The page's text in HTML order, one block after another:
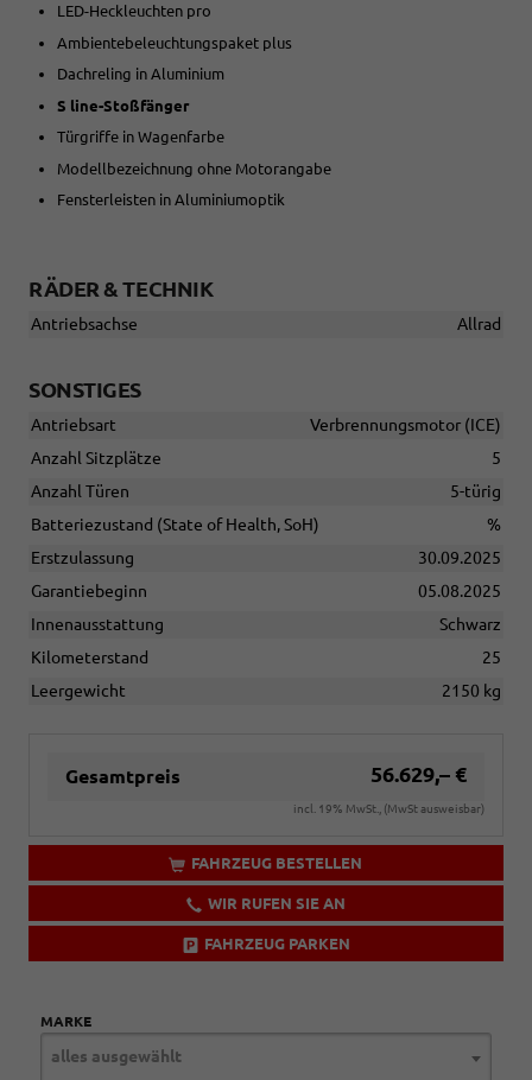
LED-Heckleuchten pro
Ambientebeleuchtungspaket plus
Dachreling in Aluminium
S line-Stoßfänger
Türgriffe in Wagenfarbe
Modellbezeichnung ohne Motorangabe
Fensterleisten in Aluminiumoptik
RÄDER & TECHNIK
Antriebsachse Allrad
SONSTIGES
Antriebsart
Verbrennungsmotor (ICE)
Anzahl Sitzplätze
5
Anzahl Türen
5-türig
Batteriezustand (State of Health, SoH)
%
Erstzulassung
30.09.2025
Garantiebeginn
05.08.2025
Innenausstattung
Schwarz
Kilometerstand
25
Leergewicht
2150 kg
Gesamtpreis 56.629,– €
incl. 19% MwSt., (MwSt ausweisbar)
FAHRZEUG BESTELLEN
WIR RUFEN SIE AN
FAHRZEUG PARKEN
MARKE
alles ausgewählt